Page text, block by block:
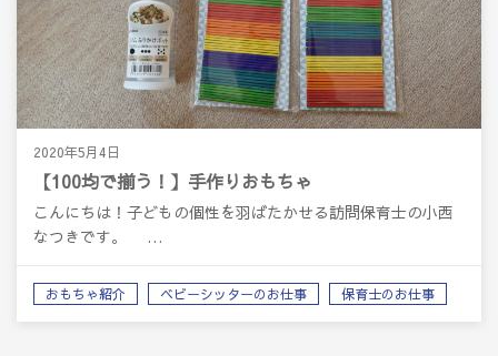
2020年5月4日
【100均で揃う！】手作りおもちゃ
こんにちは！子どもの個性を羽ばたかせる訪問保育士の小西
なつきです。 …
おもちゃ紹介 ベビーシッターのお仕事
保育士のお仕事